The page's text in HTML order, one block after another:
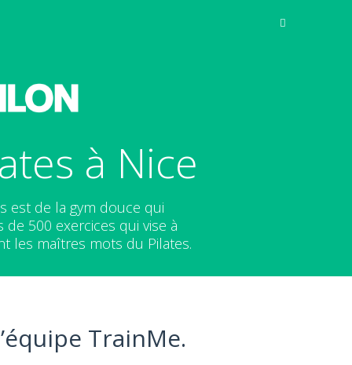
à Nice
est de la gym douce qui
500 exercices qui vise à
les maîtres mots du Pilates.
TrainMe.